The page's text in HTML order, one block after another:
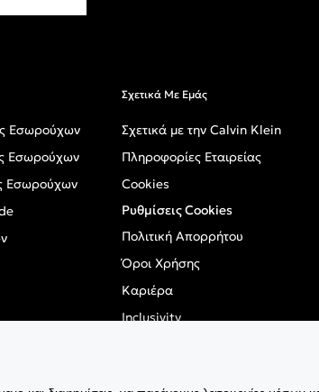
Εσωρούχων
Εσωρούχων
Εσωρούχων
Σχετικά Με Εμάς
Σχετικά με την Calvin Klein
Πληροφορίες Εταιρείας
Cookies
Ρυθμίσεις Cookies
Πολιτική Απορρήτου
Όροι Χρήσης
Καριέρα
Inclusivity